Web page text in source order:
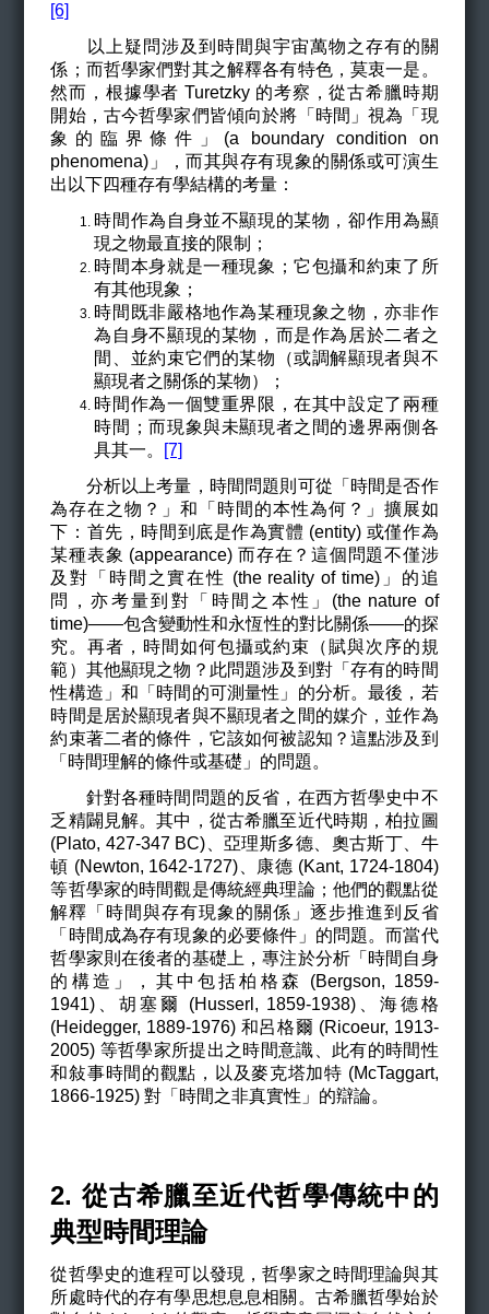
[6]
以上疑問涉及到時間與宇宙萬物之存有的關
係；而哲學家們對其之解釋各有特色，莫衷一是 。
然而， 根據學者 Turetzky 的考察，從古希臘時期
開始，古今哲學家們皆傾向於將「時間」視為「現
象的臨界條件」(a boundary condition on
phenomena)」，而其與存有現象的關係或可演生
出以下四種存有學結構的考量：
時間作為自身並不顯現的某物，卻作用為顯
現之物最直接的限制；
時間本身就是一種現象；它包攝和約束了所
有其他現象；
時間既非嚴格地作為某種現象之物，亦非作
為自身不顯現的某物，而是作為居於二者之
間、並約束它們的某物（或調解顯現者與不
顯現者之關係的某物）；
時間作為一個雙重界限，在其中設定了兩種
時間；而現象與未顯現者之間的邊界兩側各
具其一。 [7]
分析以上考量，時間問題則可從「時間是否作
為存在之物？」和「時間的本性為何？」擴展如
下：首先，時間到底是作為實體 (entity) 或僅作為
某種表象 (appearance) 而存在？這個問題不僅涉
及對「時間之實在性 (the reality of time)」的追
問，亦考量到對「時間之本性」(the nature of
time)——包含變動性和永恆性的對比關係——的探
究。再者，時間如何包攝或約束（賦與次序的規
範）其他顯現之物？此問題涉及到對「存有的時間
性構造」和「時間的可測量性」的分析。最後，若
時間是居於顯現者與不顯現者之間的媒介，並作為
約束著二者的條件，它該如何被認知？這點涉及到
「時間理解的條件或基礎」的問題。
針對各種時間問題的反省，在西方哲學史中不
乏精闢見解。其中，從古希臘至近代時期，柏拉圖
(Plato, 427-347 BC)、亞理斯多德、奧古斯丁、牛
頓 (Newton, 1642-1727)、康德 (Kant, 1724-1804)
等哲學家的時間觀是傳統經典理論；他們的觀點從
解釋「時間與存有現象的關係」逐步推進到反省
「時間成為存有現象的必要條件」的問題。而當代
哲學家則在後者的基礎上，專注於分析「時間自身
的構造」，其中包括柏格森 (Bergson, 1859-
1941)、胡塞爾 (Husserl, 1859-1938)、海德格
(Heidegger, 1889-1976) 和呂格爾 (Ricoeur, 1913-
2005) 等哲學家所提出之時間意識、此有的時間性
和敍事時間的觀點，以及麥克塔加特 (McTaggart,
1866-1925) 對「時間之非真實性」的辯論。
2. 從古希臘至近代哲學傳統中的
典型時間理論
從哲學史的進程可以發現，哲學家之時間理論與其
所處時代的存有學思想息息相關。古希臘哲學始於